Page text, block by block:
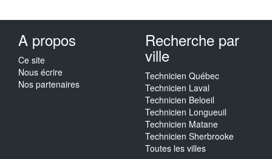
A propos
Ce site
Nous écrire
Nos partenaires
Recherche par
ville
Technicien Québec
Technicien Laval
Technicien Beloeil
Technicien Longueuil
Technicien Matane
Technicien Sherbrooke
Toutes les villes